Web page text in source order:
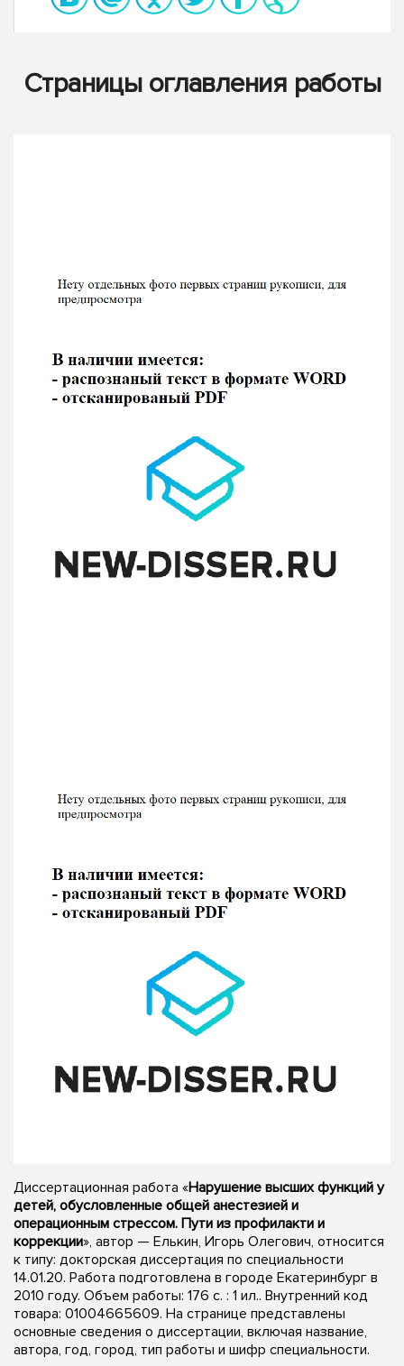
Страницы оглавления работы
Диссертационная работа «Нарушение высших функций у
детей, обусловленные общей анестезией и
операционным стрессом. Пути из профилакти и
коррекции», автор — Елькин, Игорь Олегович, относится
к типу: докторская диссертация по специальности
14.01.20. Работа подготовлена в городе Екатеринбург в
2010 году. Объем работы: 176 с. : 1 ил.. Внутренний код
товара: 01004665609. На странице представлены
основные сведения о диссертации, включая название,
автора, год, город, тип работы и шифр специальности.